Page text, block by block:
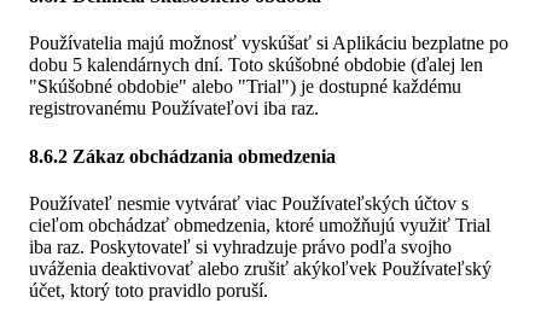
Používatelia majú možnosť vyskúšať si Aplikáciu bezplatne po
dobu 5 kalendárnych dní. Toto skúšobné obdobie (ďalej len
"Skúšobné obdobie" alebo "Trial") je dostupné každému
registrovanému Používateľovi iba raz.
8.6.2 Zákaz obchádzania obmedzenia
Používateľ nesmie vytvárať viac Používateľských účtov s
cieľom obchádzať obmedzenia, ktoré umožňujú využiť Trial
iba raz. Poskytovateľ si vyhradzuje právo podľa svojho
uváženia deaktivovať alebo zrušiť akýkoľvek Používateľský
účet, ktorý toto pravidlo poruší.